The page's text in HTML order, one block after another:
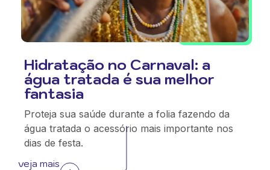
Hidratação no Carnaval: a
água tratada é sua melhor
fantasia
Proteja sua saúde durante a folia fazendo da
água tratada o acessório mais importante nos
dias de festa.
veja mais